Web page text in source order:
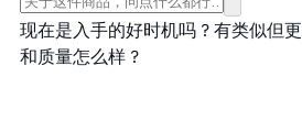
现在是入手的好时机吗？ 有类似但
和质量怎么样？